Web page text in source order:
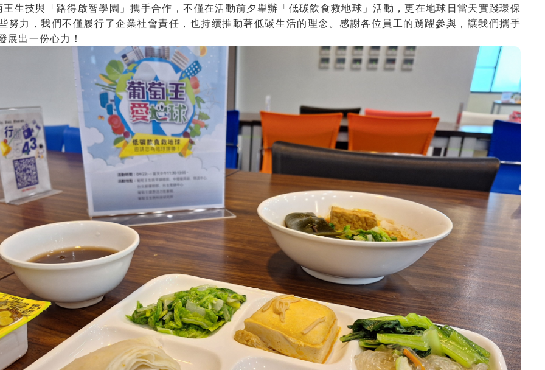
生技與「路得啟智學園」攜手合作，不僅在活動前夕舉辦「低碳飲食救地球」活動，更在地球日當天實踐環保
努力，我們不僅履行了企業社會責任，也持續推動著低碳生活的理念。感謝各位員工的踴躍參與，讓我們攜手
展出一份心力！